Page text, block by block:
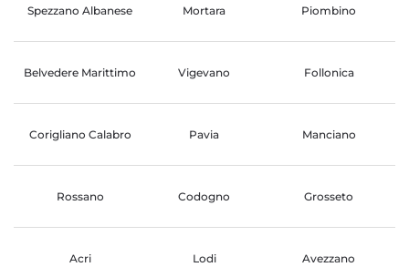
Spezzano Albanese Mortara Piombino
Belvedere Marittimo Vigevano Follonica
Corigliano Calabro Pavia Manciano
Rossano Codogno Grosseto
Acri Lodi Avezzano